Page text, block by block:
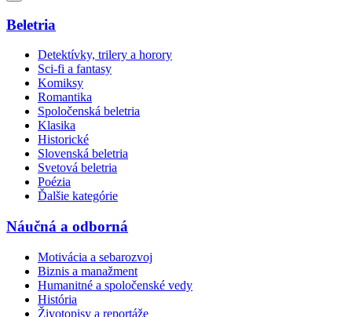
Beletria
Detektívky, trilery a horory
Sci-fi a fantasy
Komiksy
Romantika
Spoločenská beletria
Klasika
Historické
Slovenská beletria
Svetová beletria
Poézia
Ďalšie kategórie
Náučná a odborná
Motivácia a sebarozvoj
Biznis a manažment
Humanitné a spoločenské vedy
História
Životopisy a reportáže